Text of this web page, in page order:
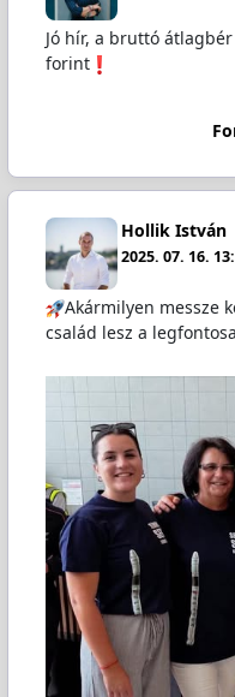
Jó hír, a bruttó
forint
Hollik István
2025. 07. 16.
Akármilyen messze
család lesz a